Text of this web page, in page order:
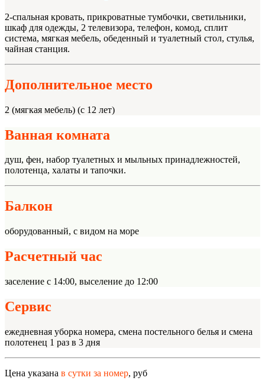
2-спальная кровать, прикроватные тумбочки, светильники,
шкаф для одежды, 2 телевизора, телефон, комод, сплит
система, мягкая мебель, обеденный и туалетный стол, стулья,
чайная станция.
Дополнительное место
2 (мягкая мебель) (с 12 лет)
Ванная комната
душ, фен, набор туалетных и мыльных принадлежностей,
полотенца, халаты и тапочки.
Балкон
оборудованный, с видом на море
Расчетный час
заселение с 14:00, выселение до 12:00
Сервис
ежедневная уборка номера, смена постельного белья и смена
полотенец 1 раз в 3 дня
Цена указана в сутки за номер, руб